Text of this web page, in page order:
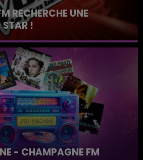
RECHERCHE UNE
STAR !
Champagne FM
- CHAMPAGNE FM